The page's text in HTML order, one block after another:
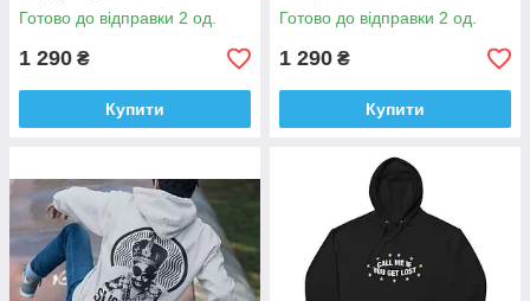
Готово до відправки 2 од.
1 290 ₴
Купити
Готово до відправки 2 од.
1 290 ₴
Купити